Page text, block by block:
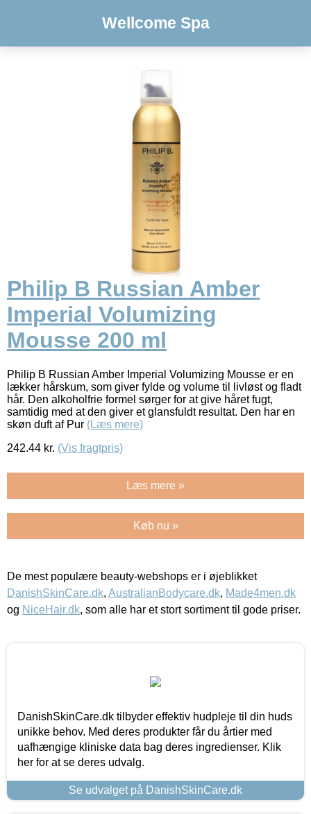
Wellcome Spa
Philip B Russian Amber
Imperial Volumizing
Mousse 200 ml
Philip B Russian Amber Imperial Volumizing Mousse er en
lækker hårskum, som giver fylde og volume til livløst og fladt
hår. Den alkoholfrie formel sørger for at give håret fugt,
samtidig med at den giver et glansfuldt resultat. Den har en
skøn duft af Pur (Læs mere)
242.44 kr. (Vis fragtpris)
Læs mere »
Køb nu »
De mest populære beauty-webshops er i øjeblikket
DanishSkinCare.dk, AustralianBodycare.dk, Made4men.dk
og NiceHair.dk, som alle har et stort sortiment til gode priser.
DanishSkinCare.dk tilbyder effektiv hudpleje til din huds
unikke behov. Med deres produkter får du årtier med
uafhængige kliniske data bag deres ingredienser. Klik
her for at se deres udvalg.
Se udvalget på DanishSkinCare.dk